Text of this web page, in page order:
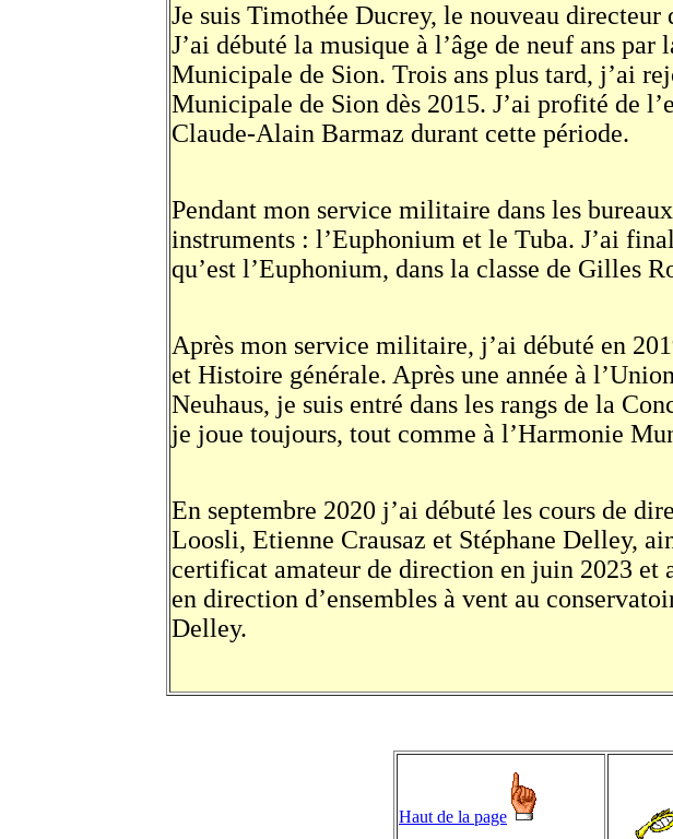
Je suis Timothée Ducrey, le nouveau
J’ai débuté la musique à l’âge de neuf ans
Municipale de Sion. Trois ans plus tard, j’ai
Municipale de Sion dès 2015. J’ai profité de
Claude-Alain Barmaz durant cette période.
Pendant mon service militaire dans les
instruments : l’Euphonium et le Tuba. J’ai
qu’est l’Euphonium, dans la classe de Gilles
Après mon service militaire, j’ai débuté en
et Histoire générale. Après une année à
Neuhaus, je suis entré dans les rangs de la
je joue toujours, tout comme à l’Harmonie
En septembre 2020 j’ai débuté les cours de
Loosli, Etienne Crausaz et Stéphane Delley,
certificat amateur de direction en juin 2023 et
en direction d’ensembles à vent au
Delley.
Haut de la page